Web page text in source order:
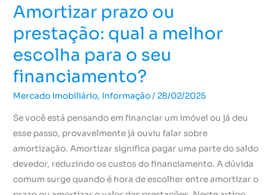
Amortizar prazo ou
prestação: qual a melhor
escolha para o seu
financiamento?
Mercado Imobiliário, Informação/ 28/02/2025
Se você está pensando em financiar um imóvel ou já deu
esse passo, provavelmente já ouviu falar sobre
amortização. Amortizar significa pagar uma parte do saldo
devedor, reduzindo os custos do financiamento. A dúvida
comum surge quando é hora de escolher entre amortizar o
seu
financiamento?